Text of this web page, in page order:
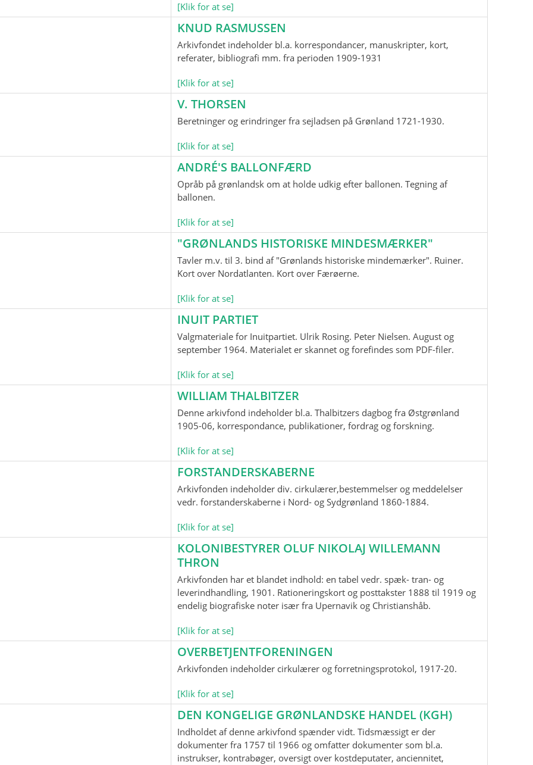
[Klik for at se]
KNUD RASMUSSEN
Arkivfondet indeholder bl.a. korrespondancer, manuskripter, kort,
referater, bibliografi mm. fra perioden 1909-1931
[Klik for at se]
V. THORSEN
Beretninger og erindringer fra sejladsen på Grønland 1721-1930.
[Klik for at se]
ANDRÉ'S BALLONFÆRD
Opråb på grønlandsk om at holde udkig efter ballonen. Tegning af
ballonen.
[Klik for at se]
"GRØNLANDS HISTORISKE MINDESMÆRKER"
Tavler m.v. til 3. bind af "Grønlands historiske mindemærker". Ruiner.
Kort over Nordatlanten. Kort over Færøerne.
[Klik for at se]
INUIT PARTIET
Valgmateriale for Inuitpartiet. Ulrik Rosing. Peter Nielsen. August og
september 1964. Materialet er skannet og forefindes som PDF-filer.
[Klik for at se]
WILLIAM THALBITZER
Denne arkivfond indeholder bl.a. Thalbitzers dagbog fra Østgrønland
1905-06, korrespondance, publikationer, fordrag og forskning.
[Klik for at se]
FORSTANDERSKABERNE
Arkivfonden indeholder div. cirkulærer,bestemmelser og meddelelser
vedr. forstanderskaberne i Nord- og Sydgrønland 1860-1884.
[Klik for at se]
KOLONIBESTYRER OLUF NIKOLAJ WILLEMANN
THRON
Arkivfonden har et blandet indhold: en tabel vedr. spæk- tran- og
leverindhandling, 1901. Rationeringskort og posttakster 1888 til 1919 og
endelig biografiske noter især fra Upernavik og Christianshåb.
[Klik for at se]
OVERBETJENTFORENINGEN
Arkivfonden indeholder cirkulærer og forretningsprotokol, 1917-20.
[Klik for at se]
DEN KONGELIGE GRØNLANDSKE HANDEL (KGH)
Indholdet af denne arkivfond spænder vidt. Tidsmæssigt er der
dokumenter fra 1757 til 1966 og omfatter dokumenter som bl.a.
instrukser, kontrabøger, oversigt over kostdeputater, anciennitet,